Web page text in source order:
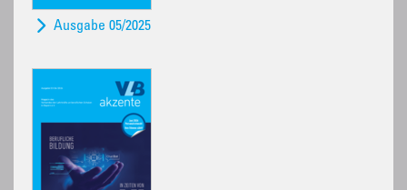
Ausgabe 05/2025